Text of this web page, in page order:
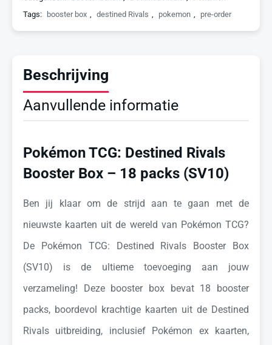
Tags: booster box destined Rivals pokemon pre-order
Beschrijving
Aanvullende informatie
Pokémon TCG: Destined Rivals
Booster Box – 18 packs (SV10)
Ben jij klaar om de strijd aan te gaan met de
nieuwste kaarten uit de wereld van Pokémon TCG?
De Pokémon TCG: Destined Rivals Booster Box
(SV10) is de ultieme toevoeging aan jouw
verzameling! Deze booster box bevat 18 booster
packs, boordevol krachtige kaarten uit de Destined
Rivals uitbreiding, inclusief Pokémon ex kaarten,